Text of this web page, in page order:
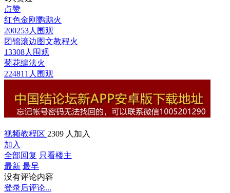
点赞
红色金刚鹦鹉火
200253人围观
团锦滚边图文教程火
13308人围观
菊花编法火
224811人围观
视频教程区 2309 人加入
加入
全部回复 只看楼主
最新 最早
没有评论内容
登录后评论...